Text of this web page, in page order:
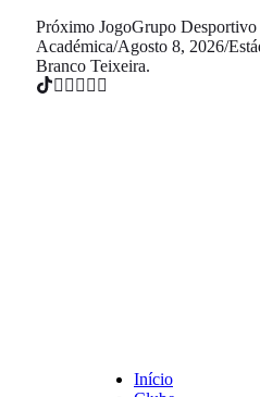
Próximo JogoGrupo Desportivo
Académica/Agosto 8, 2026/
Branco Teixeira.
Início